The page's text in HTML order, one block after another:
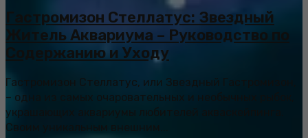
Гастромизон Стеллатус: Звездный
Житель Аквариума – Руководство по
Содержанию и Уходу
Гастромизон Стеллатус, или Звездный Гастромизон,
– одна из самых очаровательных и необычных рыбок,
украшающих аквариумы любителей акваскейпинга.
Своим уникальным внешним...